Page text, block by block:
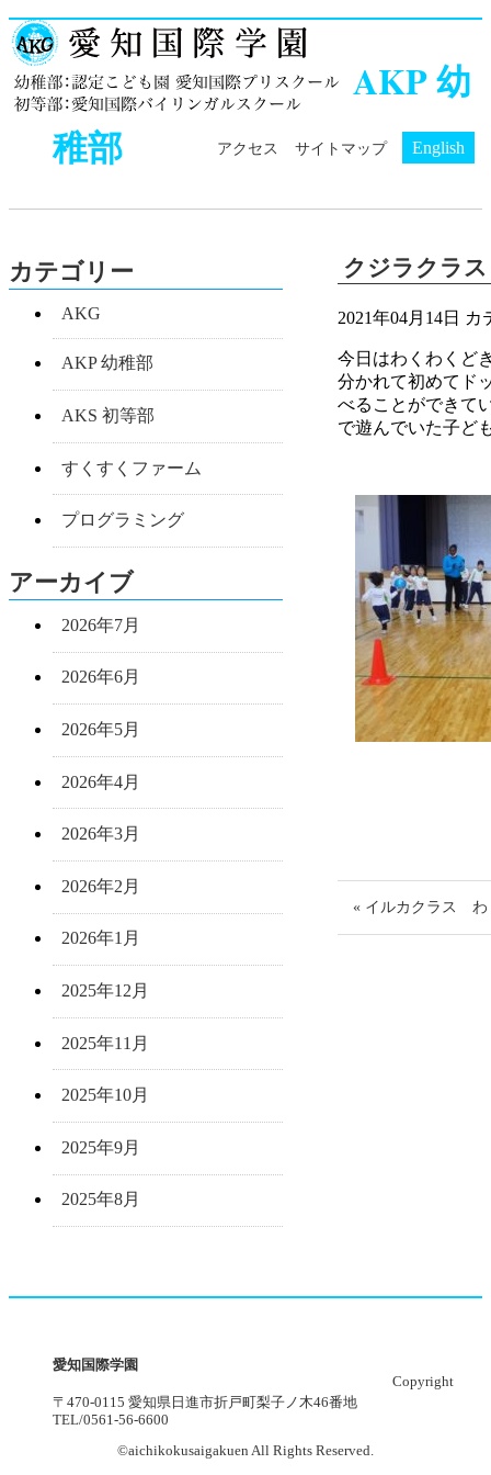
アクセス サイトマップ English
AKP 幼
稚部
クジラクラ
2021年04月14日 カ
今日はわくわくど
分かれて初めてド
べることができて
で遊んでいた子ど
« イルカクラス
カテゴリー
AKG
AKP 幼稚部
AKS 初等部
すくすくファーム
プログラミング
アーカイブ
2026年7月
2026年6月
2026年5月
2026年4月
2026年3月
2026年2月
2026年1月
2025年12月
2025年11月
2025年10月
2025年9月
2025年8月
愛知国際学園
〒470-0115 愛知県日進市折戸町梨子ノ木46番地
TEL/0561-56-6600
Copyright
©aichikokusaigakuen All Rights Reserved.